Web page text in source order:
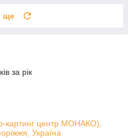
ще
за рік
картинг центр МОНАКО),
Україна